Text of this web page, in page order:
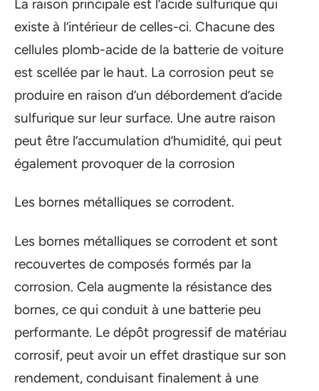
La raison principale est l’acide sulfurique qui
existe à l’intérieur de celles-ci. Chacune des
cellules plomb-acide de la batterie de voiture
est scellée par le haut. La corrosion peut se
produire en raison d’un débordement d’acide
sulfurique sur leur surface. Une autre raison
peut être l’accumulation d’humidité, qui peut
également provoquer de la corrosion
Les bornes métalliques se corrodent.
Les bornes métalliques se corrodent et sont
recouvertes de composés formés par la
corrosion. Cela augmente la résistance des
bornes, ce qui conduit à une batterie peu
performante. Le dépôt progressif de matériau
corrosif, peut avoir un effet drastique sur son
rendement, conduisant finalement à une